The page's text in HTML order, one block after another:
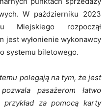
W październiku 2023
Miejskiego rozpoczął
jest wyłonienie wykonawcy
systemu biletowego.
polegają na tym, że jest
pasażerom łatwo
za pomocą karty